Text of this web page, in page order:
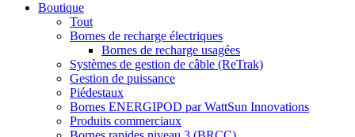
Boutique
Tout
Bornes de recharge électriques
Bornes de recharge usagées
Systèmes de gestion de câble (ReTrak)
Gestion de puissance
Piédestaux
Bornes ENERGIPOD par WattSun Innovations
Produits commerciaux